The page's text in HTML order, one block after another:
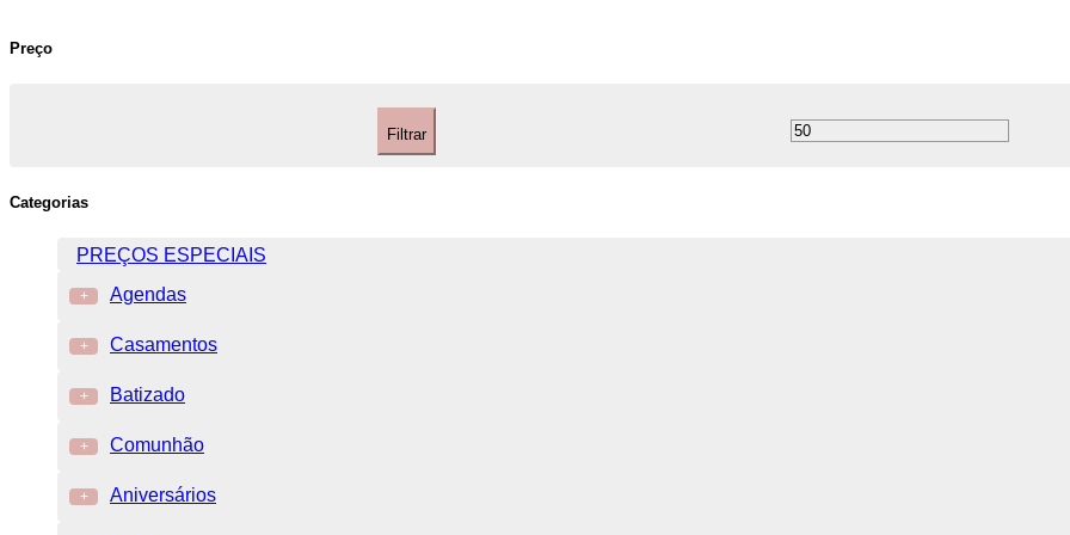
Preço
Filtrar
Categorias
PREÇOS ESPECIAIS
+ Agendas
+ Casamentos
+ Batizado
+ Comunhão
+ Aniversários